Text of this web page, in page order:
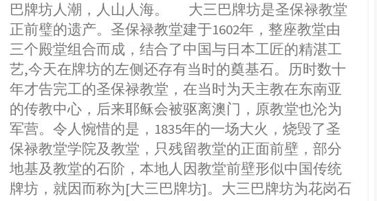
巴牌坊人潮，人山人海。 大三巴牌坊是圣保禄教堂
正前璧的遗产。圣保禄教堂建于1602年，整座教堂由
三个殿堂组合而成，结合了中国与日本工匠的精湛工
艺,今天在牌坊的左侧还存有当时的奠基石。历时数十
年才告完工的圣保禄教堂，在当时为天主教在东南亚
的传教中心，后来耶稣会被驱离澳门，原教堂也沦为
军营。令人惋惜的是，1835年的一场大火，烧毁了圣
保禄教堂学院及教堂，只残留教堂的正面前壁，部分
地基及教堂的石阶，本地人因教堂前壁形似中国传统
牌坊，就因而称为[大三巴牌坊]。大三巴牌坊为花岗石